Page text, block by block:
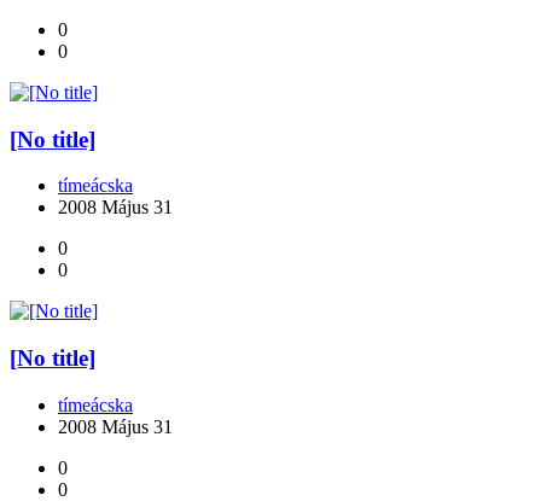
0
0
[No title]
tímeácska
2008 Május 31
0
0
[No title]
tímeácska
2008 Május 31
0
0